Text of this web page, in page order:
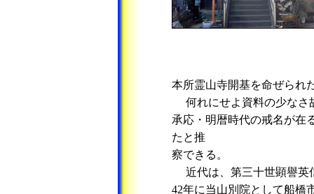
本所霊山寺開基を命ぜられ
何れにせよ資料の少なさ
承応・明暦時代の戒名が在
たと推
察できる。
近代は、第三十世顕譽英
42年に当山別院として船橋